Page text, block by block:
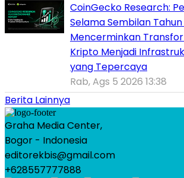
CoinGecko Research:
Selama Sembilan
Mencerminkan
Kripto Menjadi
yang Tepercaya
Rab, Ags 5 2026 13:38
Berita Lainnya
Graha Media Center,
Bogor - Indonesia
editorekbis@gmail.com
+628557777888